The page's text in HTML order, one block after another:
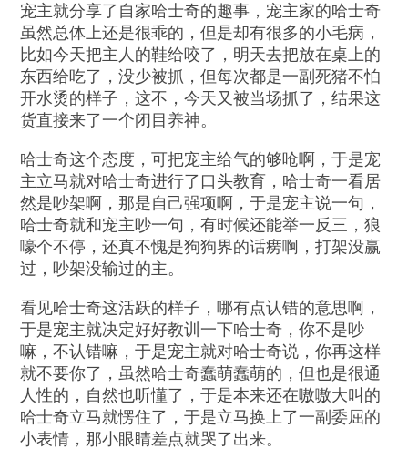
宠主就分享了自家哈士奇的趣事，宠主家的哈士奇
虽然总体上还是很乖的，但是却有很多的小毛病，
比如今天把主人的鞋给咬了，明天去把放在桌上的
东西给吃了，没少被抓，但每次都是一副死猪不怕
开水烫的样子，这不，今天又被当场抓了，结果这
货直接来了一个闭目养神。
哈士奇这个态度，可把宠主给气的够呛啊，于是宠
主立马就对哈士奇进行了口头教育，哈士奇一看居
然是吵架啊，那是自己强项啊，于是宠主说一句，
哈士奇就和宠主吵一句，有时候还能举一反三，狼
嚎个不停，还真不愧是狗狗界的话痨啊，打架没赢
过，吵架没输过的主。
看见哈士奇这活跃的样子，哪有点认错的意思啊，
于是宠主就决定好好教训一下哈士奇，你不是吵
嘛，不认错嘛，于是宠主就对哈士奇说，你再这样
就不要你了，虽然哈士奇蠢萌蠢萌的，但也是很通
人性的，自然也听懂了，于是本来还在嗷嗷大叫的
哈士奇立马就愣住了，于是立马换上了一副委屈的
小表情，那小眼睛差点就哭了出来。